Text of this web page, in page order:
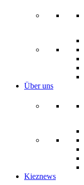
Über uns
Kieznews